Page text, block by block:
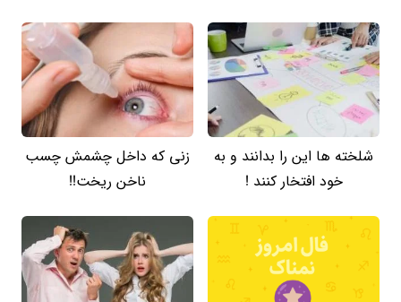
شلخته ها این را بدانند و به
خود افتخار کنند !
زنی که داخل چشمش چسب
ناخن ریخت!!